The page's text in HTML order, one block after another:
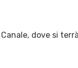
dove si